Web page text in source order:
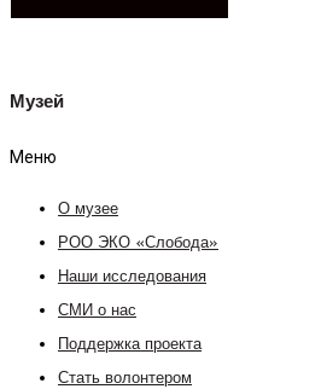
Музей
Меню
О музее
РОО ЭКО «Слобода»
Наши исследования
СМИ о нас
Поддержка проекта
Стать волонтером